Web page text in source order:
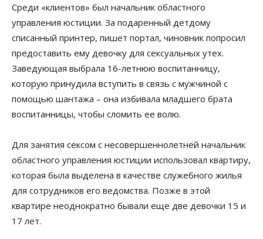
Среди «клиентов» был начальник областного
управления юстиции. За подаренный детдому
списанный принтер, пишет портал, чиновник попросил
предоставить ему девочку для сексуальных утех.
Заведующая выбрала 16-летнюю воспитанницу,
которую принудила вступить в связь с мужчиной с
помощью шантажа – она избивала младшего брата
воспитанницы, чтобы сломить ее волю.
Для занятия сексом с несовершеннолетней начальник
областного управления юстиции использовал квартиру,
которая была выделена в качестве служебного жилья
для сотрудников его ведомства. Позже в этой
квартире неоднократно бывали еще две девочки 15 и
17 лет.